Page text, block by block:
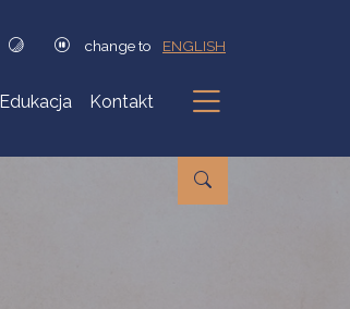
change to ENGLISH
Edukacja Kontakt
Podmenu